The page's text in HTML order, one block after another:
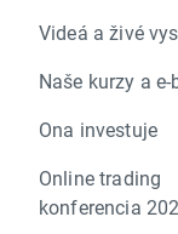
Videá a živé
Naše kurzy a
Ona investuje
Online trading
konferencia